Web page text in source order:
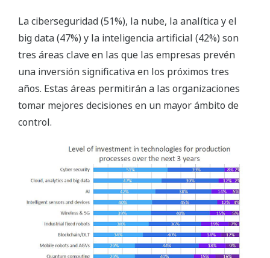
La ciberseguridad (51%), la nube, la analítica y el
big data (47%) y la inteligencia artificial (42%) son
tres áreas clave en las que las empresas prevén
una inversión significativa en los próximos tres
años. Estas áreas permitirán a las organizaciones
tomar mejores decisiones en un mayor ámbito de
control.